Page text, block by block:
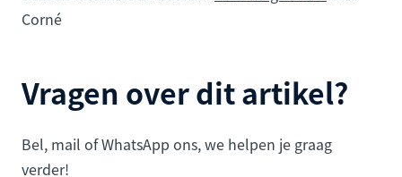
Corné
Vragen over dit artikel?
Bel, mail of WhatsApp ons, we helpen je graag
verder!